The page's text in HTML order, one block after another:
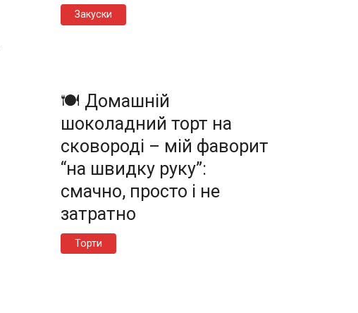
Закуски
🍽️ Домашній
шоколадний торт на
сковороді – мій фаворит
“на швидку руку”:
смачно, просто і не
затратно
Торти